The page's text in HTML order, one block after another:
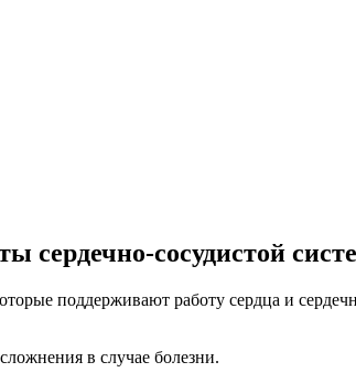
сердечно-сосудистой
поддерживают работу сердца и
в случае болезни.